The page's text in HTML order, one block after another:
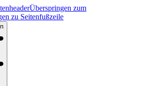
Überspringen zum
zu Seitenfußzeile